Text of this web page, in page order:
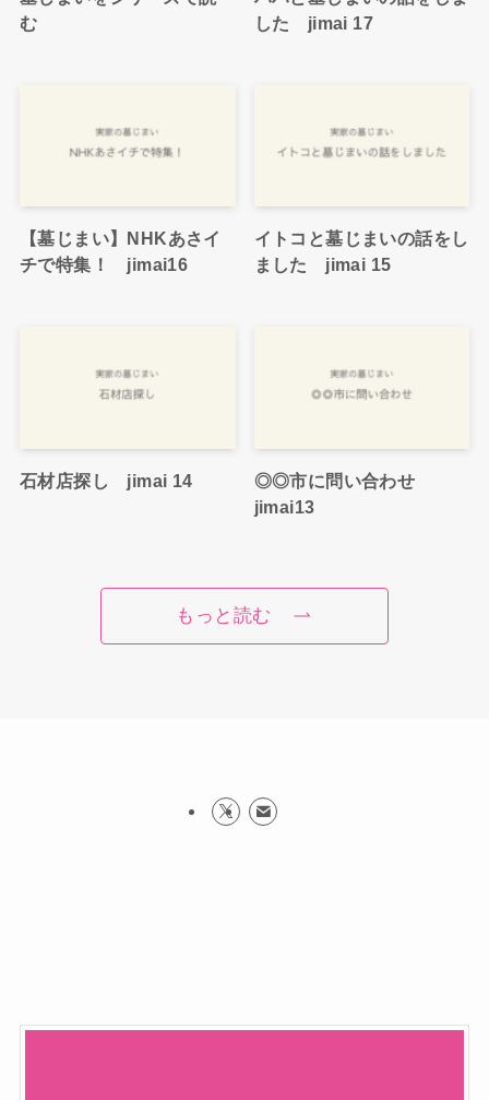
む
した jimai 17
【墓じまい】NHKあさイ
チで特集！ jimai16
イトコと墓じまいの話をし
ました jimai 15
石材店探し jimai 14
◎◎市に問い合わせ
jimai13
もっと読む